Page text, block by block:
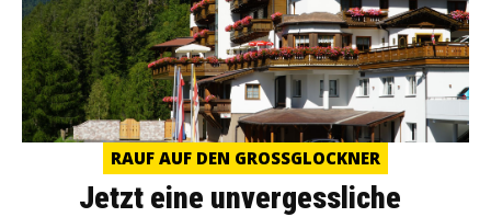
RAUF AUF DEN GROSSGLOCKNER
Jetzt eine unvergessliche